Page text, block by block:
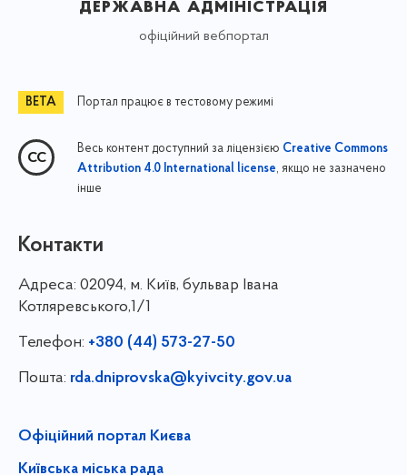
державна адміністрація
офіційний вебпортал
Портал працює в тестовому режимі
Весь контент доступний за ліцензією Creative Commons
Attribution 4.0 International license, якщо не зазначено
інше
Контакти
Адреса: 02094, м. Київ, бульвар Івана
Котляревського,1/1
Телефон: +380 (44) 573-27-50
Пошта: rda.dniprovska@kyivcity.gov.ua
Офіційний портал Києва
Київська міська рада